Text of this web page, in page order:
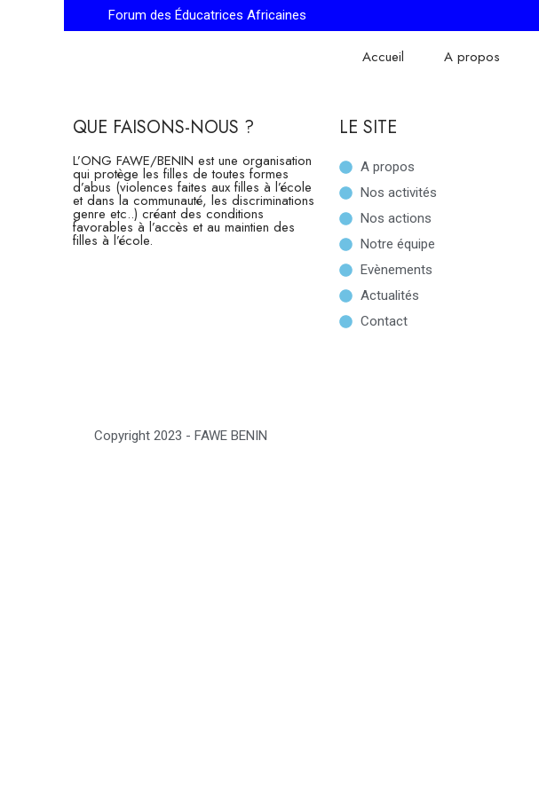
Forum des Éducatrices Africaines
Accueil A propos
QUE FAISONS-NOUS ?
L’ONG FAWE/BENIN est une organisation
qui protège les filles de toutes formes
d’abus (violences faites aux filles à l’école
et dans la communauté, les discriminations
genre etc..) créant des conditions
favorables à l’accès et au maintien des
filles à l’école.
LE SITE
A propos
Nos activités
Nos actions
Notre équipe
Evènements
Actualités
Contact
Copyright 2023 - FAWE BENIN